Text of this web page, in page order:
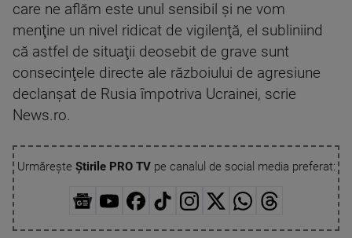
care ne aflăm este unul sensibil şi ne vom
menţine un nivel ridicat de vigilenţă, el subliniind
că astfel de situaţii deosebit de grave sunt
consecinţele directe ale războiului de agresiune
declanşat de Rusia împotriva Ucrainei, scrie
News.ro.
Urmărește Știrile PRO TVpe canalul de social media preferat: